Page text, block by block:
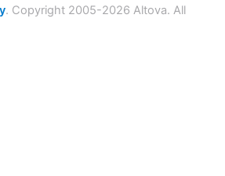
. Copyright 2005-2026 Altova. All